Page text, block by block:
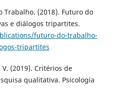
(2018). Futuro do
e diálogos tripartites.
futuro-do-trabalho-
tripartites
(2019). Critérios de
qualitativa. Psicologia